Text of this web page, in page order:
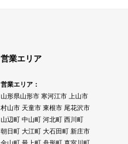
営業エリア
営業エリア：
山形県山形市 寒河江市 上山市
村山市 天童市 東根市 尾花沢市
山辺町 中山町 河北町 西川町
朝日町 大江町 大石田町 新庄市